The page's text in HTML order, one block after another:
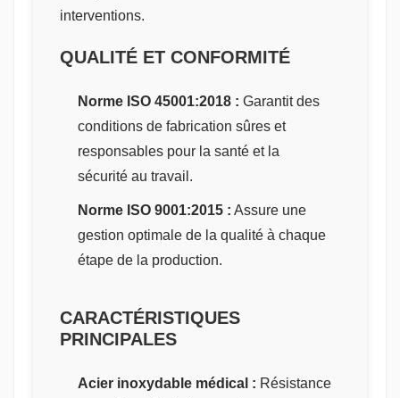
interventions.
QUALITÉ ET CONFORMITÉ
Norme ISO 45001:2018 : Garantit des
conditions de fabrication sûres et
responsables pour la santé et la
sécurité au travail.
Norme ISO 9001:2015 : Assure une
gestion optimale de la qualité à chaque
étape de la production.
CARACTÉRISTIQUES
PRINCIPALES
Acier inoxydable médical : Résistance